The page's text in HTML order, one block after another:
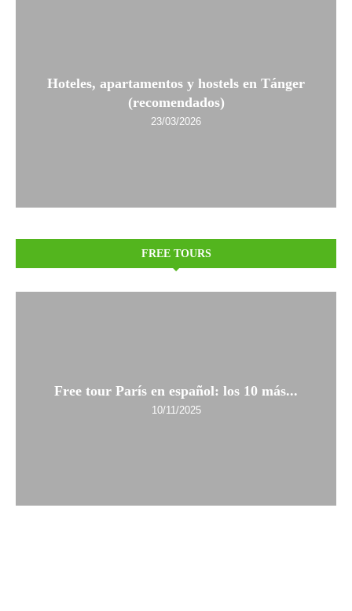
Hoteles, apartamentos y hostels en Tánger
(recomendados)
23/03/2026
FREE TOURS
Free tour París en español: los 10 más...
10/11/2025